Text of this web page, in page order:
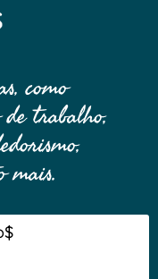
como
de trabalho,
mais.